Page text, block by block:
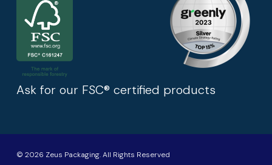
Ask for our FSC® certified products
© 2026 Zeus Packaging. All Rights Reserved